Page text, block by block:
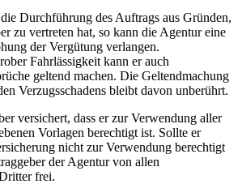
Durchführung des Auftrags aus Gründen,
zu vertreten hat, so kann die Agentur eine
der Vergütung verlangen.
Fahrlässigkeit kann er auch
geltend machen. Die Geltendmachung
Verzugsschadens bleibt davon unberührt.
versichert, dass er zur Verwendung aller
Vorlagen berechtigt ist. Sollte er
nicht zur Verwendung berechtigt
der Agentur von allen
frei.